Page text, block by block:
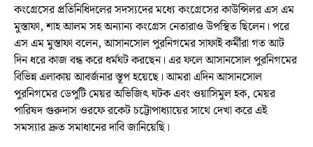
কংগ্রেসের প্রতিনিধিদলের সদস্যদের মধ্যে কংগ্রেসের কাউন্সিলর এস এম
মুস্তাফা, শাহ আলম সহ অন্যান্য কংগ্রেস নেতারাও উপস্থিত ছিলেন। পরে
এস এম মুস্তাফা বলেন, আসানসোল পুরনিগমের সাফাই কর্মীরা গত আট
দিন ধরে কাজ বন্ধ করে ধর্মঘট করছেন। এর ফলে আসানসোল পুরনিগমের
বিভিন্ন এলাকায় আবর্জনার স্তূপ হয়েছে। আমরা এদিন আসানসোল
পুরনিগমের ডেপুটি মেয়র অভিজিৎ ঘটক এবং ওয়াসিমুল হক, মেয়র
পারিষদ গুরুদাস ওরফে রকেট চট্টোপাধ্যায়ের সাথে দেখা করে এই
সমস্যার দ্রুত সমাধানের দাবি জানিয়েছি।